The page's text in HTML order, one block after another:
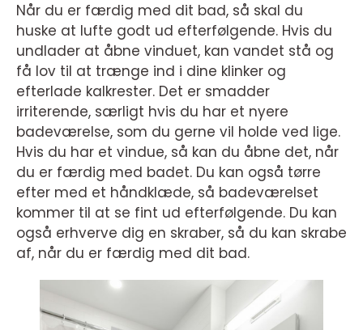
Når du er færdig med dit bad, så skal du
huske at lufte godt ud efterfølgende. Hvis du
undlader at åbne vinduet, kan vandet stå og
få lov til at trænge ind i dine klinker og
efterlade kalkrester. Det er smadder
irriterende, særligt hvis du har et nyere
badeværelse, som du gerne vil holde ved lige.
Hvis du har et vindue, så kan du åbne det, når
du er færdig med badet. Du kan også tørre
efter med et håndklæde, så badeværelset
kommer til at se fint ud efterfølgende. Du kan
også erhverve dig en skraber, så du kan skrabe
af, når du er færdig med dit bad.